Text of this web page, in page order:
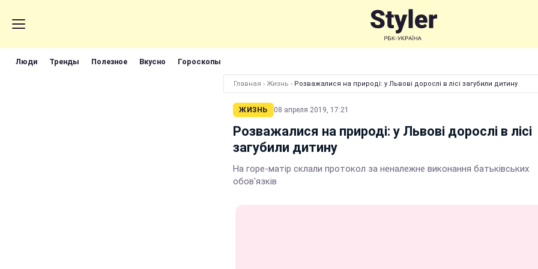
Люди Тренды Полезное Вкусно Гороскопы
Главная › Жизнь › Розважалися на природі: у Львові дорослі в лісі загубили дитину
ЖИЗНЬ 08 апреля 2019, 17:21
Розважалися на природі: у Львові дорослі в лісі
загубили дитину
На горе-матір склали протокол за неналежне виконання батьківських
обов'язків